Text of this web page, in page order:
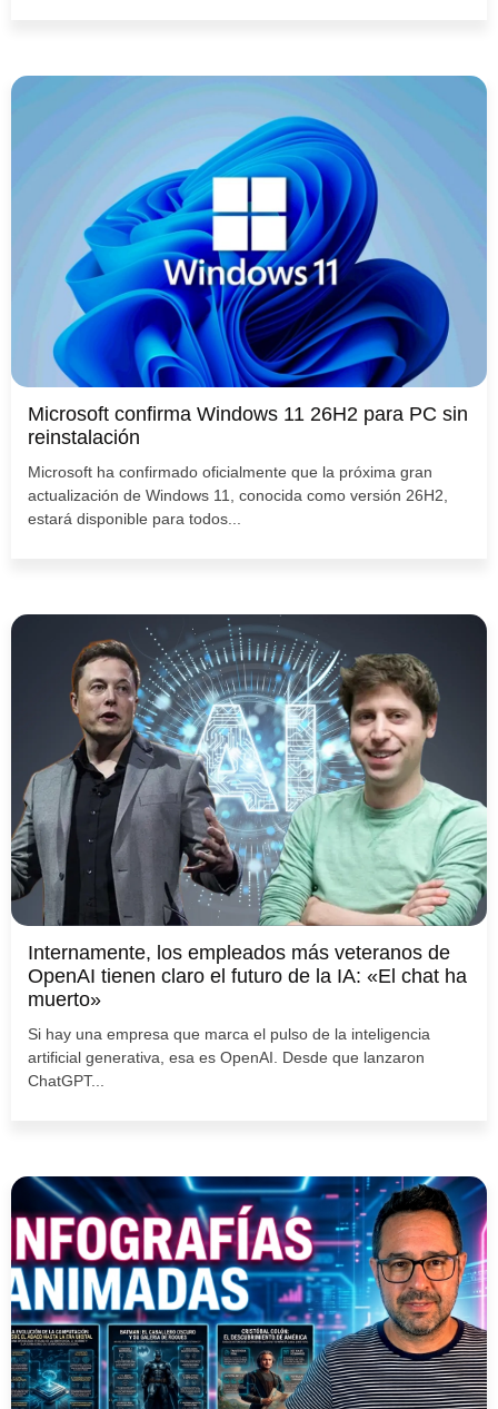
Microsoft confirma Windows 11 26H2 para PC sin
reinstalación
Microsoft ha confirmado oficialmente que la próxima gran
actualización de Windows 11, conocida como versión 26H2,
estará disponible para todos...
Internamente, los empleados más veteranos de
OpenAI tienen claro el futuro de la IA: «El chat ha
muerto»
Si hay una empresa que marca el pulso de la inteligencia
artificial generativa, esa es OpenAI. Desde que lanzaron
ChatGPT...